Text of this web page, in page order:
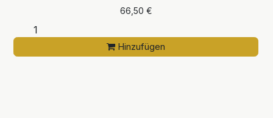
66,50 €
Hinzufügen